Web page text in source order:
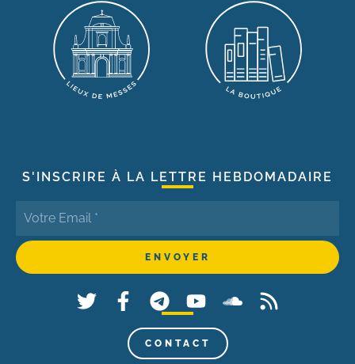
S'INSCRIRE À LA LETTRE HEBDOMADAIRE
CONTACT